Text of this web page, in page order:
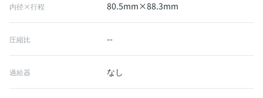
内径×行程 80.5mm×88.3mm
圧縮比 --
過給器 なし